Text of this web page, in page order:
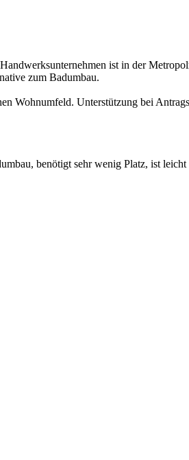
ist in der
zum Badumbau.
Wohnumfeld. Unterstützung bei
benötigt sehr wenig Platz, ist